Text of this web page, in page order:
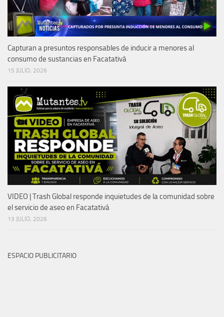
Capturan a presuntos responsables de inducir a menores al
consumo de sustancias en Facatativá
15 JULIO, 2026
VIDEO | Trash Global responde inquietudes de la comunidad sobre
el servicio de aseo en Facatativá
13 JULIO, 2026
ESPACIO PUBLICITARIO